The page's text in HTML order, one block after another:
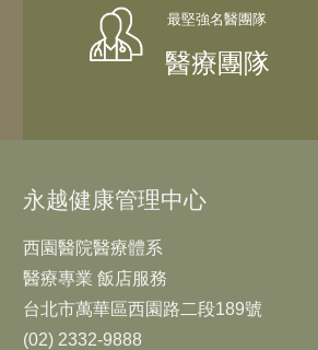
醫療團隊
永越健康管理中心
西園醫院醫療體系
醫療專業 飯店服務
台北市萬華區西園路二段189號
(02) 2332-9888